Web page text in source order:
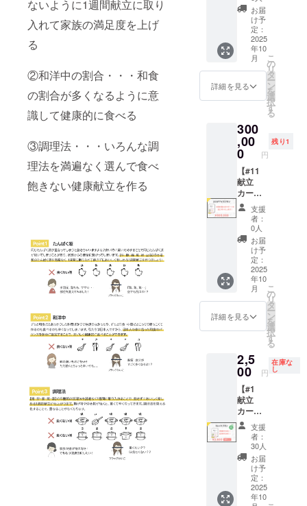
ないように1週間献立に取り
入れて家族の満足度を上げ
る
②和洋中の割合・・・和食
の割合が多くなるように意
識して健康的に食べる
③調理法・・・いろんな調
理法を満遍なく選んで食べ
飽きない健康献立を作る
2025年
10月〜
12月頃
に複数
日程を
ご用意
ご都合
に合わ
だけま
す。 ●
栄養相
談（約
30分）
管理栄
養士 み
いこ先
生によ
るマン
ツーマ
ン相
談。
「食事
の偏り
が心
「今の
食事の
た
い！」
など、
普段の
悩みに
合わせ
てアド
バイス
しま
す。 □
形式：
オンラ
イン個
ドの基
本的な
使い方
や、
日々の
献立を
ラクに
する考
オンラ
インセ
ミナー
□ 形
式： オ
ンライ
ン
（Zoom
予定）
□ 開催
時期：
2025年
10月〜
12月頃
に複数
日程を
ご用意
せて選
択いた
だけま
す。 ● 1
食分の
献立ア
ドバイ
ス（約
30分）
「今日
の主菜
に合う
副菜選
び」悩
ていま
す。 ※
納期に
より前
後する
場合が
ござい
ます。
内いた
しま
す。 ●
オンラ
インレ
ク
チャー
（約30
分） 献
立カー
ドの基
本的な
使い方
や、
日々の
献立を
ラクに
する考
オンラ
インセ
です。
□ 形
式： オ
ンライ
（Zoom
予定）
□ 開催
時期：
2025年
10月〜
カード
（自由
に記入
できま
す） ・
使い方
説明書
（1枚）
※送料込
期 2025
年10
月〜11
月頃を
予定し
ていま
す。 ※
納期に
より前
後する
場合が
ござい
ます。
詳細は
メール
でご案
内いた
しま
す。 ● 1
作成サ
ポート
（合計
約90
分） ご
家庭の
状況を
丁寧に
ヒアリ
ング
し、
オー
ダーメ
イドの1
ニュー
アル
版・先
行予
約）】
● 献立
マイス
ター資
格講座
アル
版・先
行予
約） 栄
養士の
献立づ
くりの
スキル
を楽し
く・体
系的に
学べ
る、日
本初の
献立に
特化し
たオン
ライン
資格講
ごはん
が「迷
い」か
ら「自
信」へ
変わり
ます。
□ 講座
内容：
・動画
コンテ
ンツ
（座
学・実
お届
け予
定：
2025
年10
月
詳細を見る
こ
の
リ
タ
ー
ン
を
選
択
す
る
300
,00
0 円
残り1
【#11
献立
カード○
セット
＋ カス
タマイ
ズプラ
ン】 ●
献立
カード○
セット
必要個
数は要
相談 □
内容：
110枚
セット
・100
枚：イ
ラスト
＋参考
メ
ニュー
付き ・
10枚：
白紙
カード
（自由
に記入
支援
者：
0人
お届
け予
定：
2025
年10
月
詳細を見る
こ
の
リ
タ
ー
ン
を
選
択
す
る
2,5
00 円
在庫な
し
【#1
献立
カード1
セット
（限定
30セッ
ト、
20%OF
F）】 ●
献立
カード1
支援
者：
30人
お届
け予
定：
2025
年10